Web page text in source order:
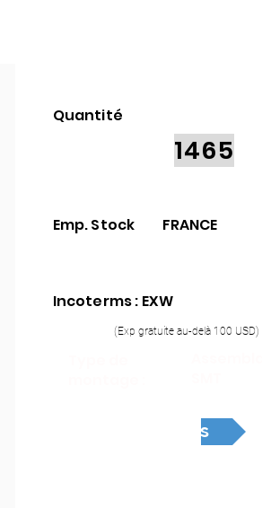
Quantité
1465
Emp. Stock FRANCE
Incoterms : EXW
(Exp gratuite au-delà 100 USD)
Devis